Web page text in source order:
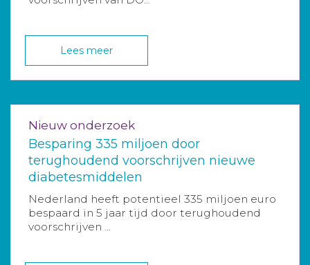
Lees meer
Nieuw onderzoek
Besparing 335 miljoen door
terughoudend voorschrijven nieuwe
diabetesmiddelen
Nederland heeft potentieel 335 miljoen euro
bespaard in 5 jaar tijd door terughoudend
voorschrijven ...